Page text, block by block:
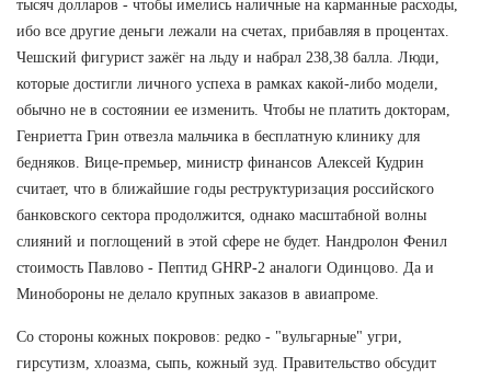
тысяч долларов - чтобы имелись наличные на карманные расходы,
ибо все другие деньги лежали на счетах, прибавляя в процентах.
Чешский фигурист зажёг на льду и набрал 238,38 балла. Люди,
которые достигли личного успеха в рамках какой-либо модели,
обычно не в состоянии ее изменить. Чтобы не платить докторам,
Генриетта Грин отвезла мальчика в бесплатную клинику для
бедняков. Вице-премьер, министр финансов Алексей Кудрин
считает, что в ближайшие годы реструктуризация российского
банковского сектора продолжится, однако масштабной волны
слияний и поглощений в этой сфере не будет. Нандролон Фенил
стоимость Павлово - Пептид GHRP-2 аналоги Одинцово. Да и
Минобороны не делало крупных заказов в авиапроме.
Со стороны кожных покровов: редко - "вульгарные" угри,
гирсутизм, хлоазма, сыпь, кожный зуд. Правительство обсудит